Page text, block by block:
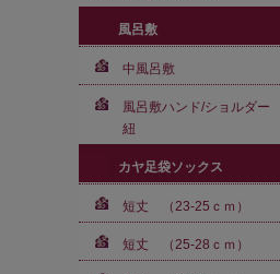
風呂敷
中風呂敷
風呂敷ハンド/ショルダー
紐
カヤ足袋ソックス
短丈 （23-25ｃｍ）
短丈 （25-28ｃｍ）